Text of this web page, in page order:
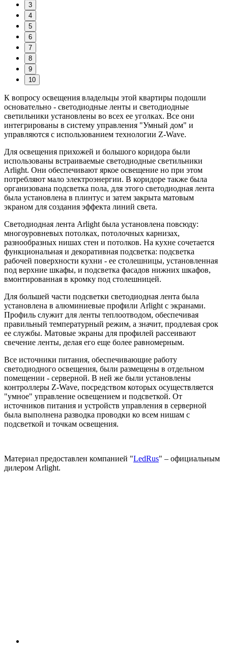
3
4
5
6
7
8
9
10
К вопросу освещения владельцы этой квартиры подошли
основательно - светодиодные ленты и светодиодные
светильники установлены во всех ее уголках. Все они
интегрированы в систему управления "Умный дом" и
управляются с использованием технологии Z-Wave.
Для освещения прихожей и большого коридора были
использованы встраиваемые светодиодные светильники
Arlight. Они обеспечивают яркое освещение но при этом
потребляют мало электроэнергии. В коридоре также была
организована подсветка пола, для этого светодиодная лента
была установлена в плинтус и затем закрыта матовым
экраном для создания эффекта линий света.
Светодиодная лента Arlight была установлена повсюду:
многоуровневых потолках, потолочных карнизах,
разнообразных нишах стен и потолков. На кухне сочетается
функциональная и декоративная подсветка: подсветка
рабочей поверхности кухни - ее столешницы, установленная
под верхние шкафы, и подсветка фасадов нижних шкафов,
вмонтированная в кромку под столешницей.
Для большей части подсветки светодиодная лента была
установлена в алюминиевые профили Arlight с экранами.
Профиль служит для ленты теплоотводом, обеспечивая
правильный температурный режим, а значит, продлевая срок
ее службы. Матовые экраны для профилей рассеивают
свечение ленты, делая его еще более равномерным.
Все источники питания, обеспечивающие работу
светодиодного освещения, были размещены в отдельном
помещении - серверной. В ней же были установлены
контроллеры Z-Wave, посредством которых осуществляется
"умное" управление освещением и подсветкой. От
источников питания и устройств управления в серверной
была выполнена разводка проводки ко всем нишам с
подсветкой и точкам освещения.
Материал предоставлен компанией "LedRus" – официальным
дилером Arlight.